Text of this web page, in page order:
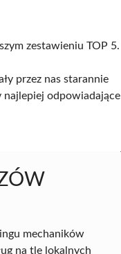
zestawieniu TOP 5.
przez nas starannie
najlepiej odpowiadające
mechaników
na tle lokalnych